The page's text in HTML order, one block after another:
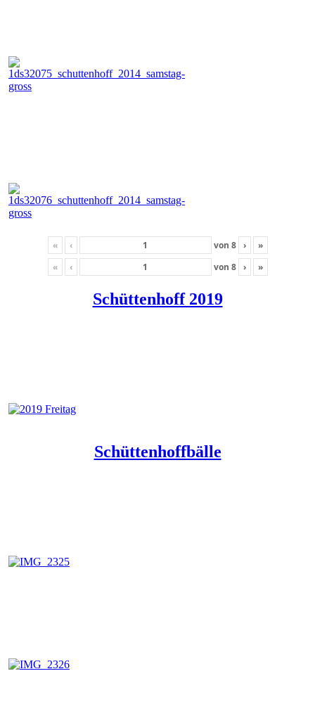
« ‹ von 8 ›
»
«
‹ von 8 › »
Schüttenhoff 2019
Schüttenhoffbälle